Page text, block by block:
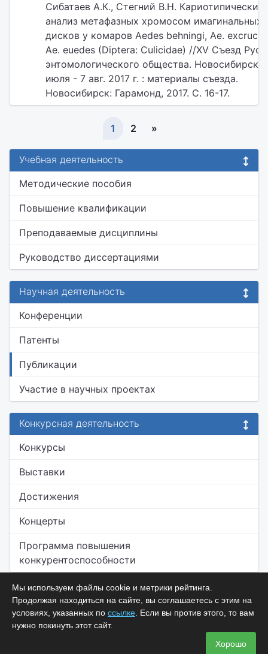
Сибатаев А.К., Стегний В.Н. Кариотипический
анализ метафазных хромосом имагинальных
дисков у комаров Aedes behningi, Ae.
Ae. euedes (Diptera: Culicidae) //XV Съезд
энтомологического общества. Новосибирск,
июля - 7 авг. 2017 г. : материалы съезда.
Новосибирск: Гарамонд, 2017. С. 16-17.
1 2 »
Учебная деятельность
Методические пособия
Повышение квалификации
Преподаваемые дисциплины
Руководство диссертациями
Научная деятельность
Конференции
Патенты
Публикации
Участие в научных проектах
Конкурсная деятельность
Конкурсы
Выставки
Достижения
Концерты
Программа повышения
конкурентоспособности
Мы используем файлы cookie и метрики рейтинга.
Продолжая находиться на сайте, вы соглашаетесь с этим на
условиях, указанных по ссылке . Если вы против этого, то вам
нужно покинуть этот сайт.
Хорошо